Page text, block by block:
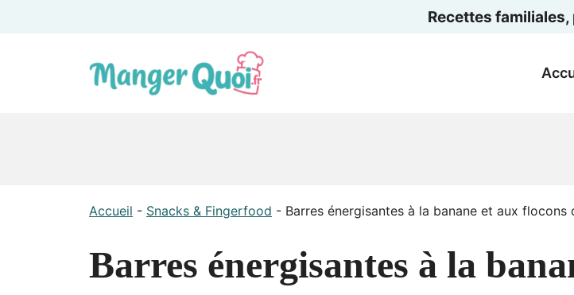
Recettes familiales,
Accueil - Snacks & Fingerfood - Barres énergisantes à la banane et aux flocons
Barres énergisantes à la